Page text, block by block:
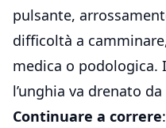
pulsante,
difficoltà a
medica o podologica.
l’unghia va drenato
Continuare a correre